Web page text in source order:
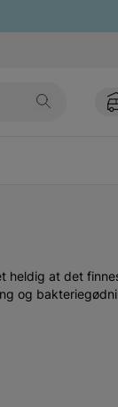
heldig at det
og